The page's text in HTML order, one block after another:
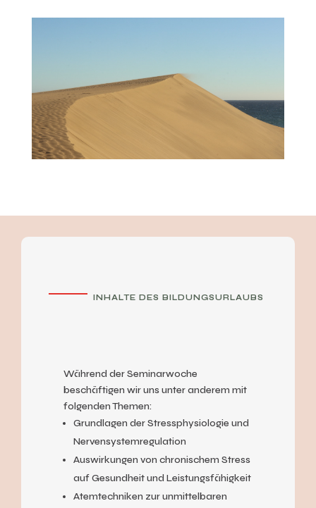
INHALTE DES BILDUNGSURLAUBS
Während der Seminarwoche
beschäftigen wir uns unter anderem mit
folgenden Themen:
Grundlagen der Stressphysiologie und
Nervensystemregulation
Auswirkungen von chronischem Stress
auf Gesundheit und Leistungsfähigkeit
Atemtechniken zur unmittelbaren